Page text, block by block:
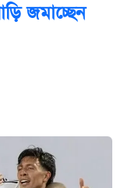
জমাচ্ছেন